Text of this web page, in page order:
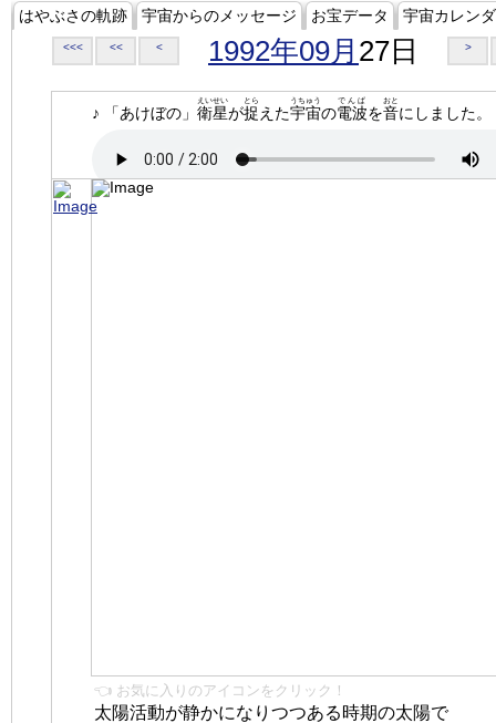
はやぶさの軌跡 宇宙からのメッセージ お宝データ 宇宙カレン
<<< << < 1992年09月 27日 >
♪ 「あけぼの」 衛星
えいせい
が捉
とら
えた宇宙
うちゅう
の電波
でんぱ
を音
おと
にしました。
👈 お気に入りのアイコンをクリック！
太陽活動が静かになりつつある時期の太陽で